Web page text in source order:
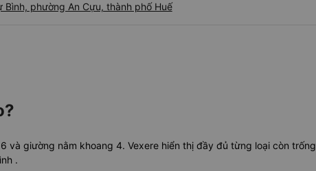
Bình, phường An Cựu, thành phố Huế
và giường nằm khoang 4. Vexere hiển thị đầy đủ từng loại còn trống
.